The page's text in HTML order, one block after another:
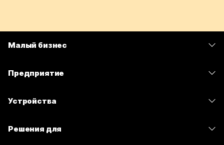
Малый бизнес
Предприятие
Устройства
Решения для